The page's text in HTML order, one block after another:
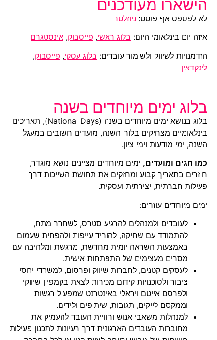
הישארו מעודכנים
לא לפספס אף פוסט: ניוזלטר
איזה יום בינלאומי היום: בלוג ראשי, פייסבוק, אינסטגרם
הזדמנויות לשיווק ולשימור עובדים: בלוג עסקי, פייסבוק,
לינקדאין
בלוג ימים מיוחדים בשנה
בלוג בנושא ימים מיוחדים בשנה (National Days), תאריכים
בינלאומיים מצחיקים בלוח השנה, מועדים חשובים במעגל
השנה, ימי מודעות וימי ציון.
כמו חגים ומועדים, ימים מיוחדים מציינים נושא מוגדר,
חוזרים בתאריך קבוע ומחזקים את תחושת השייכות דרך
פעילות חברתית, יצירתית ועסקית.
ימים מיוחדים עוזרים:
לעובדים ולמנהלים להרגיע סטרס, לשחרר מתח,
להתמודד עם שחיקה, להוריד עייפות ולהפחית שעמום
באמצעות השראה יומית מחדשת, מרגשת ומלהיבה עם
מסרים מעצימים של התפתחות אישית.
לעסקים קטנים, לחברות שיווק ופרסום, למשרדי יחסי
ציבור ולסוכנויות קידום מכירות לצאת בקמפיין שיווקי
ולפרסם אייטם ויראלי באינטרנט שמפעיל רגשות
וממקסם לייקים, תגובות, שיתופים ולידים.
למנהלות משאבי אנוש וחוויית העובד להעמיק את
מחוברות העובדים הארגונית דרך רעיונות לתכנון פעילות